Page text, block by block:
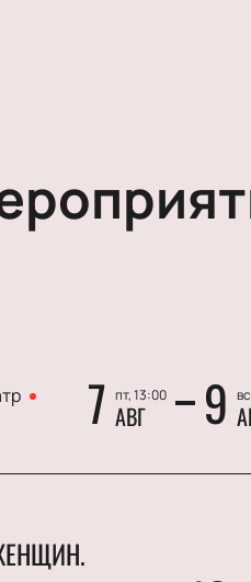
7 пт, 13:00
АВГ 9